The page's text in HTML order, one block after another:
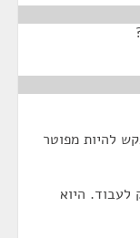
להיות מפוטר
לעבוד. היוא